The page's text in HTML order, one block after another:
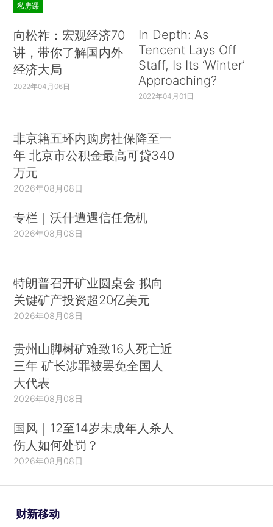
私房课
向松祚：宏观经济70
讲，带你了解国内外
经济大局
2022年04月06日
In Depth: As
Tencent Lays Off
Staff, Is Its ‘Winter’
Approaching?
2022年04月01日
非京籍五环内购房社保降至一
年 北京市公积金最高可贷340
万元
2026年08月08日
专栏｜沃什遭遇信任危机
2026年08月08日
特朗普召开矿业圆桌会 拟向
关键矿产投资超20亿美元
2026年08月08日
贵州山脚树矿难致16人死亡近
三年 矿长涉罪被罢免全国人
大代表
2026年08月08日
国风｜12至14岁未成年人杀人
伤人如何处罚？
2026年08月08日
财新移动